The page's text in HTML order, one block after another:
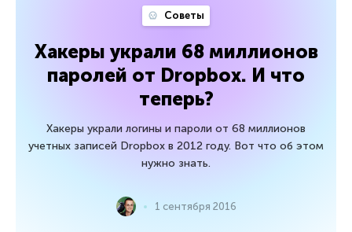
Советы
Хакеры украли 68 миллионов
паролей от Dropbox. И что
теперь?
Хакеры украли логины и пароли от 68 миллионов
учетных записей Dropbox в 2012 году. Вот что об этом
нужно знать.
1 сентября 2016